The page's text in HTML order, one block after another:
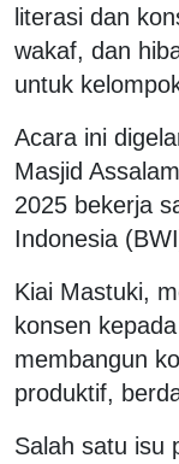
literasi dan
wakaf, dan
untuk
Acara ini
Masjid
2025 bekerja
Indonesia
Kiai Mastuki,
konsen
membangun
produktif,
Salah satu isu